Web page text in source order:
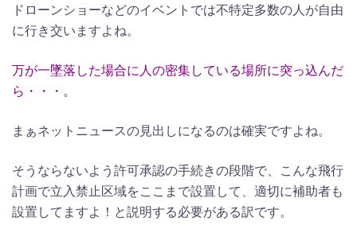
ドローンショーなどのイベントでは不特定多数の人が自由
に行き交いますよね。
万が一墜落した場合に人の密集している場所に突っ込んだ
ら・・・。
まぁネットニュースの見出しになるのは確実ですよね。
そうならないよう許可承認の手続きの段階で、こんな飛行
計画で立入禁止区域をここまで設置して、適切に補助者も
設置してますよ！と説明する必要がある訳です。